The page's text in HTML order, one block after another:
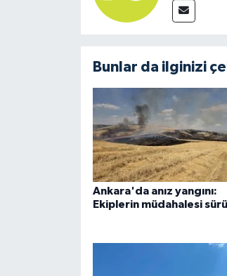
Bunlar da ilginizi
Ankara'da anız yangını:
Ekiplerin müdahalesi